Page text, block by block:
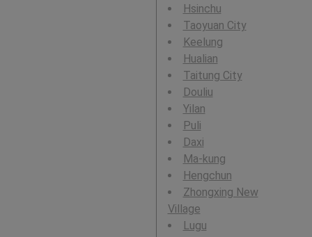
Hsinchu
Taoyuan City
Keelung
Hualian
Taitung City
Douliu
Yilan
Puli
Daxi
Ma-kung
Hengchun
Zhongxing New
Village
Lugu